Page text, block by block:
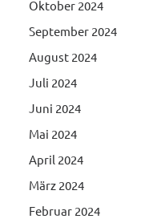
Oktober 2024
September 2024
August 2024
Juli 2024
Juni 2024
Mai 2024
April 2024
März 2024
Februar 2024